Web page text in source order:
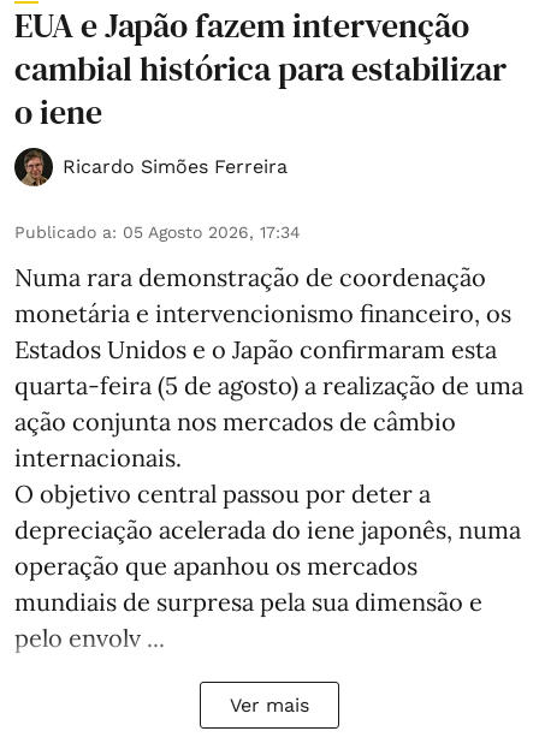
EUA e Japão fazem intervenção
cambial histórica para estabilizar
o iene
Ricardo Simões Ferreira
Publicado a: 05 Agosto 2026, 17:34
Numa rara demonstração de coordenação
monetária e intervencionismo financeiro, os
Estados Unidos e o Japão confirmaram esta
quarta-feira (5 de agosto) a realização de uma
ação conjunta nos mercados de câmbio
internacionais.
O objetivo central passou por deter a
depreciação acelerada do iene japonês, numa
operação que apanhou os mercados
mundiais de surpresa pela sua dimensão e
pelo envolv ...
Ver mais